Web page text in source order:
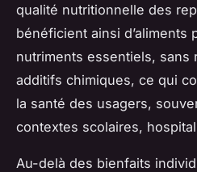
qualité nutritionnelle des
bénéficient ainsi d’aliments
nutriments essentiels, sans
additifs chimiques, ce qui
la santé des usagers,
contextes scolaires,
Au-delà des bienfaits